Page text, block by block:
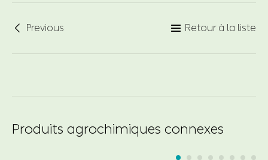
 Previous  Retour à la liste
Produits agrochimiques connexes